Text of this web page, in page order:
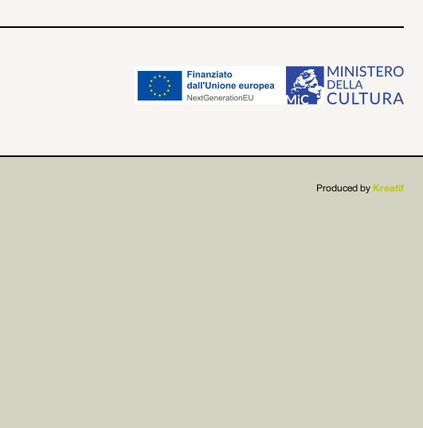
Produced by Kreatif